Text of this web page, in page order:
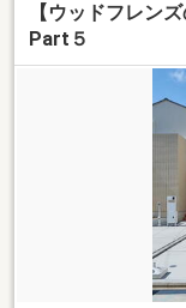
【ウッドフレン
Part５